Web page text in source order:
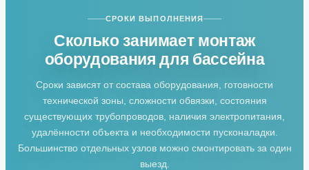
СРОКИ ВЫПОЛНЕНИЯ
Сколько занимает монтаж
оборудования для бассейна
Сроки зависят от состава оборудования, готовности
технической зоны, сложности обвязки, состояния
существующих трубопроводов, наличия электропитания,
удалённости объекта и необходимости пусконаладки.
Большинство отдельных узлов можно смонтировать за один
выезд.